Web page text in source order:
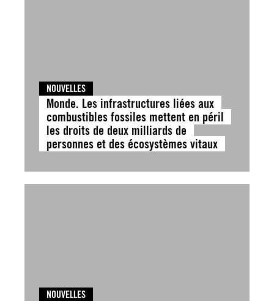
NOUVELLES
Monde. Les infrastructures liées aux
combustibles fossiles mettent en péril
les droits de deux milliards de
personnes et des écosystèmes vitaux
NOUVELLES